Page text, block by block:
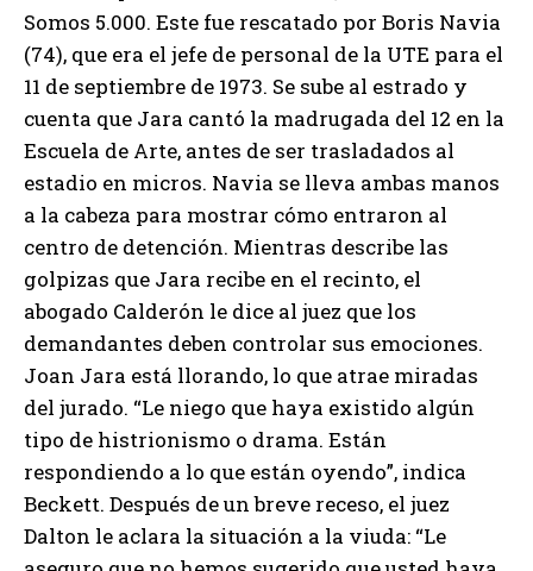
Somos 5.000. Este fue rescatado por Boris Navia
(74), que era el jefe de personal de la UTE para el
11 de septiembre de 1973. Se sube al estrado y
cuenta que Jara cantó la madrugada del 12 en la
Escuela de Arte, antes de ser trasladados al
estadio en micros. Navia se lleva ambas manos
a la cabeza para mostrar cómo entraron al
centro de detención. Mientras describe las
golpizas que Jara recibe en el recinto, el
abogado Calderón le dice al juez que los
demandantes deben controlar sus emociones.
Joan Jara está llorando, lo que atrae miradas
del jurado. “Le niego que haya existido algún
tipo de histrionismo o drama. Están
respondiendo a lo que están oyendo”, indica
Beckett. Después de un breve receso, el juez
Dalton le aclara la situación a la viuda: “Le